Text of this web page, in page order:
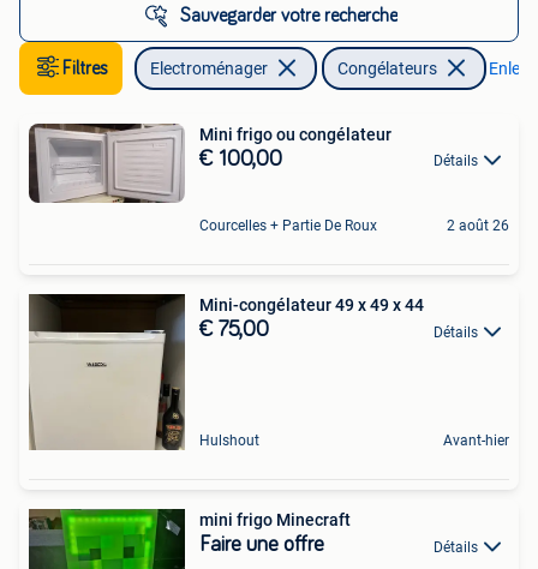
Sauvegarder votre recherche
Filtres Electroménager Congélateurs
Mini frigo ou congélateur
€ 100,00 Détails
Courcelles + Partie De Roux 2 août 26
Mini-congélateur 49 x 49 x 44
€ 75,00 Détails
Hulshout Avant-hier
mini frigo Minecraft
Faire une offre Détails